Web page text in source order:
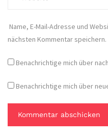
Name, E-Mail-Adresse und
nächsten Kommentar speichern.
Benachrichtige mich über
Benachrichtige mich über